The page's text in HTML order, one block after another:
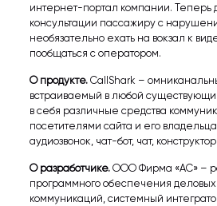
интернет-портал компании. Теперь
консультации пассажиру с
необязательно ехать на вокзал к
пообщаться с оператором.
О продукте. CallShark –
встраиваемый в любой
в себя различные средства
посетителями сайта и его
аудиозвонок, чат-бот, чат,
О разработчике.ООО Фирма «АС» –
программного обеспечения деловых
коммуникаций, системный